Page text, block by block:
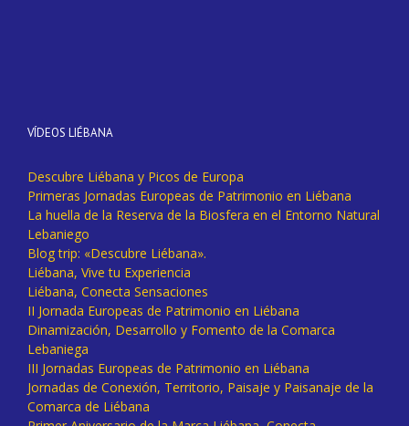
VÍDEOS LIÉBANA
Descubre Liébana y Picos de Europa
Primeras Jornadas Europeas de Patrimonio en Liébana
La huella de la Reserva de la Biosfera en el Entorno Natural
Lebaniego
Blog trip: «Descubre Liébana».
Liébana, Vive tu Experiencia
Liébana, Conecta Sensaciones
II Jornada Europeas de Patrimonio en Liébana
Dinamización, Desarrollo y Fomento de la Comarca
Lebaniega
III Jornadas Europeas de Patrimonio en Liébana
Jornadas de Conexión, Territorio, Paisaje y Paisanaje de la
Comarca de Liébana